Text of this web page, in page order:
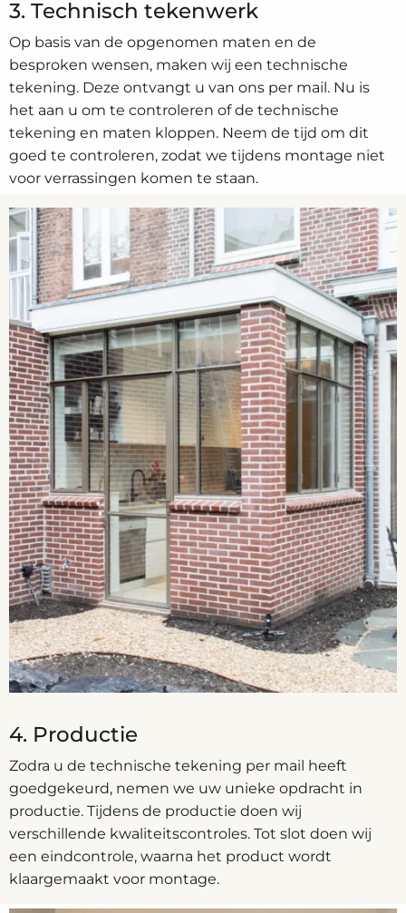
3. Technisch tekenwerk
Op basis van de opgenomen maten en de
besproken wensen, maken wij een technische
tekening. Deze ontvangt u van ons per mail. Nu is
het aan u om te controleren of de technische
tekening en maten kloppen. Neem de tijd om dit
goed te controleren, zodat we tijdens montage niet
voor verrassingen komen te staan.
4. Productie
Zodra u de technische tekening per mail heeft
goedgekeurd, nemen we uw unieke opdracht in
productie. Tijdens de productie doen wij
verschillende kwaliteitscontroles. Tot slot doen wij
een eindcontrole, waarna het product wordt
klaargemaakt voor montage.